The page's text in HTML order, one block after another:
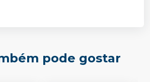
pode gostar